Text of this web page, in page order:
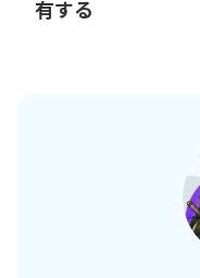
有する